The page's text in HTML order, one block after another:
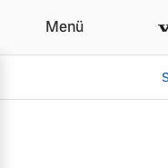
Neuer
Menü